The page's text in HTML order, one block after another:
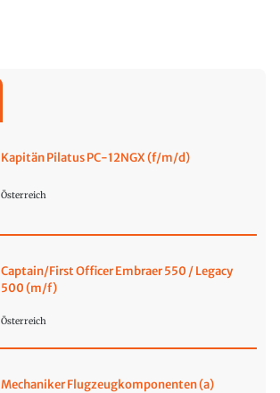
Kapitän Pilatus PC-12NGX (f/m/d)
Österreich
Captain/First Officer Embraer 550 / Legacy
500 (m/f)
Österreich
Mechaniker Flugzeugkomponenten (a)